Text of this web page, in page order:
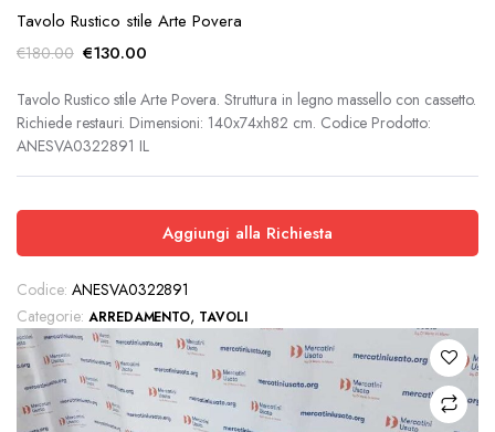
Tavolo Rustico stile Arte Povera
€180.00 Il
originale
era:
€180.00.
€130.00Il
attuale
è:
€130.00.
Tavolo Rustico stile Arte Povera. Struttura in legno massello con cassetto.
Richiede restauri. Dimensioni: 140x74xh82 cm. Codice Prodotto:
ANESVA0322891 IL
Aggiungi alla Richiesta
Codice: ANESVA0322891
Categorie: ARREDAMENTO, TAVOLI